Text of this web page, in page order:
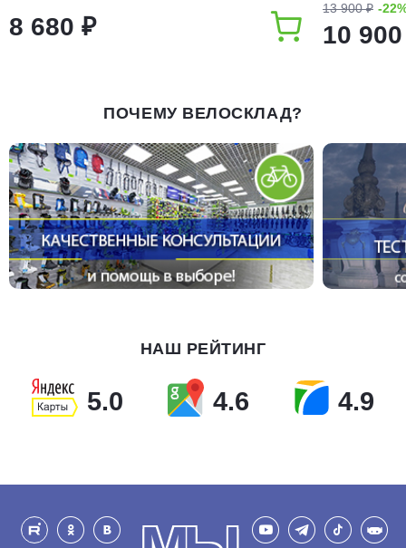
8 680 ₽
13 900 ₽ -
10
ПОЧЕМУ ВЕЛОСКЛАД?
НАШ РЕЙТИНГ
5.0 4.6 4.9